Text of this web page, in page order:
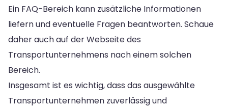
Ein FAQ-Bereich kann zusätzliche Informationen
liefern und eventuelle Fragen beantworten. Schaue
daher auch auf der Webseite des
Transportunternehmens nach einem solchen
Bereich.
Insgesamt ist es wichtig, dass das ausgewählte
Transportunternehmen zuverlässig und